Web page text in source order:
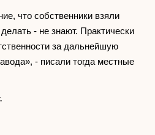
что собственники взяли
- не знают. Практически
за дальнейшую
- писали тогда местные